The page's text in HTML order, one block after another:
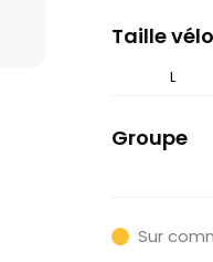
Taille vélo
XS
L
Groupe
Sur